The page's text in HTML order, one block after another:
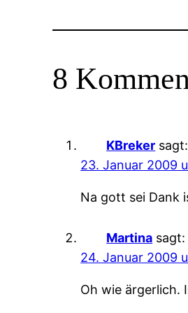
8
KBreker sagt:
23. Januar 2009
Na gott sei Dank
Martina sagt:
24. Januar 2009
Oh wie ärgerlich.